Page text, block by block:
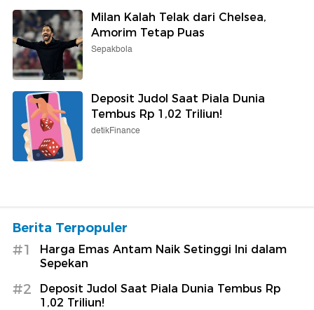
Milan Kalah Telak dari Chelsea,
Amorim Tetap Puas
Sepakbola
Deposit Judol Saat Piala Dunia
Tembus Rp 1,02 Triliun!
detikFinance
Berita Terpopuler
#1
Harga Emas Antam Naik Setinggi Ini dalam
Sepekan
#2
Deposit Judol Saat Piala Dunia Tembus Rp
1,02 Triliun!